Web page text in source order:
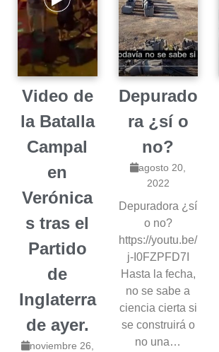
Video de
la Batalla
Campal
en
Verónica
s tras el
Partido
de
Inglaterra
de ayer.
noviembre 26,
Depurado
ra ¿sí o
no?
agosto 20,
2022
Depuradora ¿sí
o no?
https://youtu.be/
j-I0FZPFD7I
Hasta la fecha,
no se sabe a
ciencia cierta si
se construirá o
no una…